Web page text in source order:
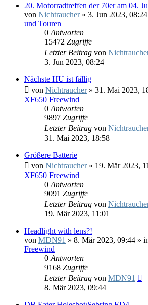
20. Motorradtreffen der 70er am 04.
von Nichtraucher» 3. Jun 2023, 08:24
und Touren
0 Antworten
15472 Zugriffe
Letzter Beitrag von
3. Jun 2023, 08:24
Nächste HU ist fällig
von Nichtraucher» 31. Mai 2023,
XF650 Freewind
0 Antworten
9897 Zugriffe
Letzter Beitrag von
31. Mai 2023, 18:58
Größere Batterie
von Nichtraucher» 19. Mär 2023,
XF650 Freewind
0 Antworten
9091 Zugriffe
Letzter Beitrag von
19. Mär 2023, 11:01
Headlight with lens?!
von MDN91 » 8. Mär 2023, 09:44 »
Freewind
0 Antworten
9168 Zugriffe
Letzter Beitrag von MDN91
8. Mär 2023, 09:44